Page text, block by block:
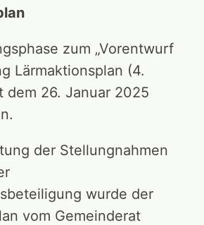
zum „Vorentwurf
Lärmaktionsplan (4.
dem 26. Januar 2025
der Stellungnahmen
wurde der
vom Gemeinderat